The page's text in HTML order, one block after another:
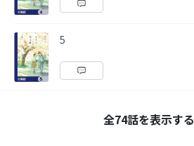
5
全74話を表示する